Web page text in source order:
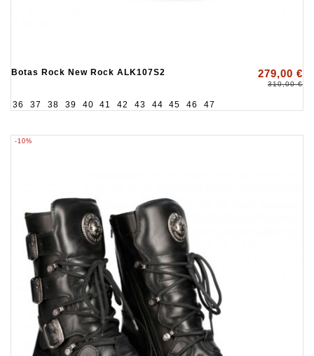
Botas Rock New Rock ALK107S2 279,00 €
310,00 €
36 37 38 39 40 41 42 43 44 45 46 47
-10%